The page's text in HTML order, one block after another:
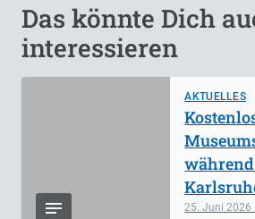
Das könnte Dich
interessieren
AKTUELLES
25. Juni 2026